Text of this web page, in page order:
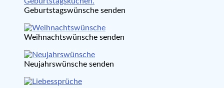
Geburtstagswünsche senden
Weihnachtswünsche senden
Neujahrswünsche senden